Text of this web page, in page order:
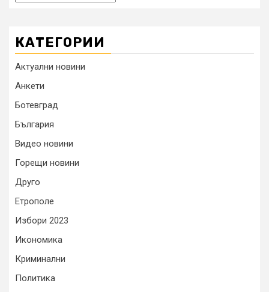
КАТЕГОРИИ
Актуални новини
Анкети
Ботевград
България
Видео новини
Горещи новини
Друго
Етрополе
Избори 2023
Икономика
Криминални
Политика